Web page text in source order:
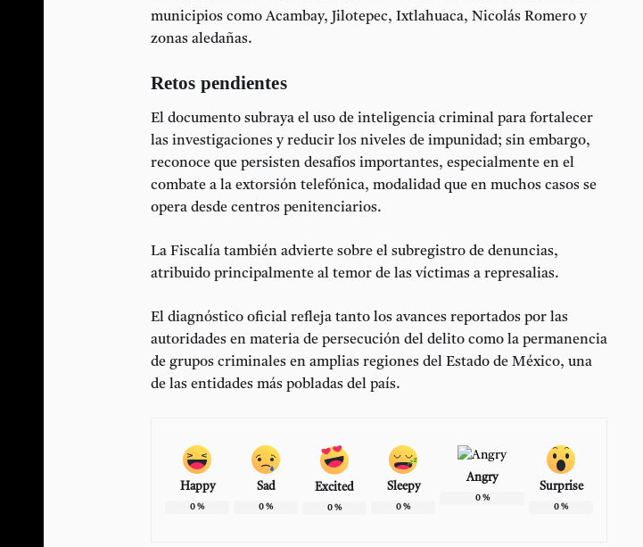
municipios como Acambay, Jilotepec, Ixtlahuaca, Nicolás Romero y
zonas aledañas.
Retos pendientes
El documento subraya el uso de inteligencia criminal para fortalecer
las investigaciones y reducir los niveles de impunidad; sin embargo,
reconoce que persisten desafíos importantes, especialmente en el
combate a la extorsión telefónica, modalidad que en muchos casos se
opera desde centros penitenciarios.
La Fiscalía también advierte sobre el subregistro de denuncias,
atribuido principalmente al temor de las víctimas a represalias.
El diagnóstico oficial refleja tanto los avances reportados por las
autoridades en materia de persecución del delito como la permanencia
de grupos criminales en amplias regiones del Estado de México, una
de las entidades más pobladas del país.
Happy
0 %
Sad
0 %
Excited
0 %
Sleepy
0 %
Angry
0%
Surprise
0 %